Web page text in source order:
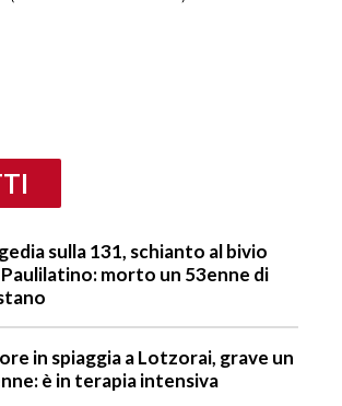
sulla 131, schianto al bivio
morto un 53enne di
in spiaggia a Lotzorai, grave un
è in terapia intensiva